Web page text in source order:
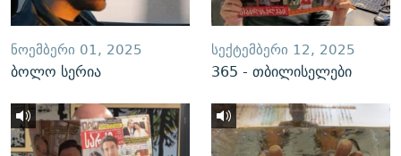
ᲜᲝᲔᲛᲑᲔᲠᲘ 01, 2025
ბოლო სერია
ᲡᲔᲥᲢᲔᲛᲑᲔᲠᲘ 12, 2025
365 - თბილისელები